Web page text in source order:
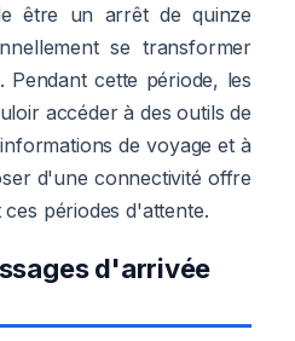
être un arrêt de quinze
se transformer
cette période, les
accéder à des outils de
de voyage et à
d'une connectivité offre
périodes d'attente.
d'arrivée